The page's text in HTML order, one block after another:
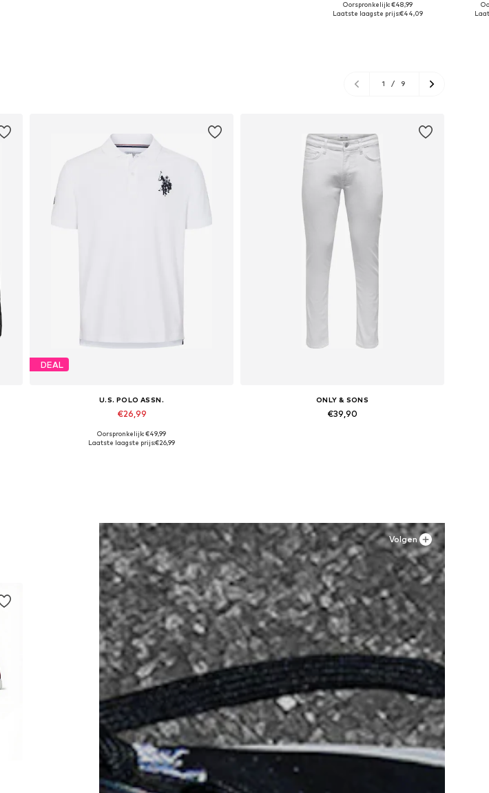
Beschikbaar in vele maten
Oorspronkelijk: €48,99
Laatste laagste prijs:€44,09
1 / 9
DEAL
U.S. POLO ASSN.
€26,99
Beschikbare maten: L, XL, XXL
Oorspronkelijk: €49,99
Laatste laagste prijs:€26,99
ONLY & SONS
€39,90
Volgen